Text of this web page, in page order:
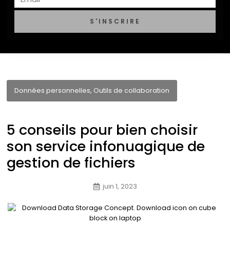
S'INSCRIRE
Données personnelles, Outils de collaboration
5 conseils pour bien choisir
son service infonuagique de
gestion de fichiers
juin 1, 2023